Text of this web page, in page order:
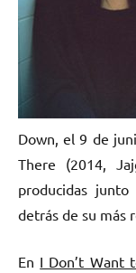
Down, el 9 de
There (2014,
producidas
detrás de su más
En I Don’t Want